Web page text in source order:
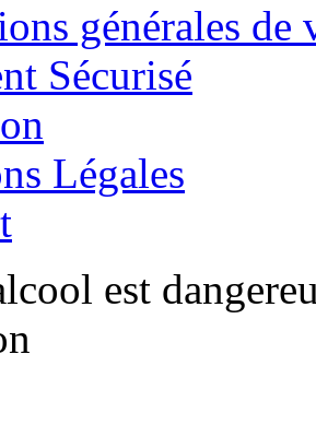
générales de
Sécurisé
Légales
est